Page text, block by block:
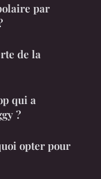
par
de la
qui a
?
opter pour